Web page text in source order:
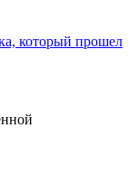
который прошел